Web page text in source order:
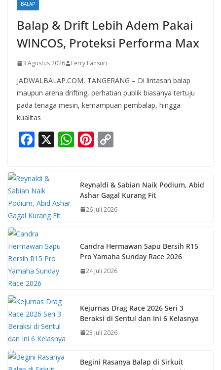
BALAP
Balap & Drift Lebih Adem Pakai
WINCOS, Proteksi Performa Max
3 Agustus 2026 Ferry Fansuri
JADWALBALAP.COM, TANGERANG – Di lintasan balap
maupun arena drifting, perhatian publik biasanya tertuju
pada tenaga mesin, kemampuan pembalap, hingga
kualitas
F
e
b
o
o
k
X W
s
A
p
Pi
e
st
y
Li
n
Reynaldi & Sabian Naik Podium, Abid
Ashar Gagal Kurang Fit
26 Juli 2026
Candra Hermawan Sapu Bersih R15
Pro Yamaha Sunday Race 2026
24 Juli 2026
Kejurnas Drag Race 2026 Seri 3
Beraksi di Sentul dan Ini 6 Kelasnya
23 Juli 2026
Begini Rasanya Balap di Sirkuit